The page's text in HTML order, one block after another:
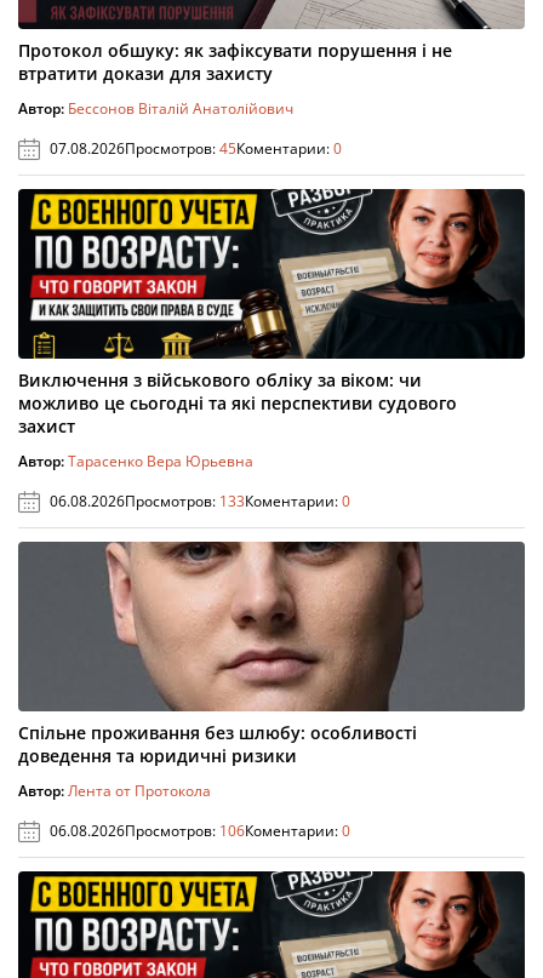
Протокол обшуку: як зафіксувати порушення і не
втратити докази для захисту
Автор: Бессонов Віталій Анатолійович
07.08.2026Просмотров:45Коментарии:0
Виключення з військового обліку за віком: чи
можливо це сьогодні та які перспективи судового
захист
Автор:Тарасенко Вера Юрьевна
06.08.2026Просмотров: 133Коментарии:0
Спільне проживання без шлюбу: особливості
доведення та юридичні ризики
Автор:Лента от Протокола
06.08.2026Просмотров: 106Коментарии:0